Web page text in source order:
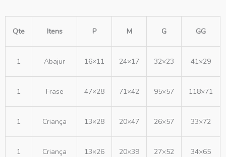
Qte Itens P M G GG
1 Abajur 16×11 24×17 32×23 41×29
1 Frase 47×28 71×42 95×57 118×71
1 Criança 13×28 20×47 26×57 33×72
1 Criança 13×26 20×39 27×52 34×65